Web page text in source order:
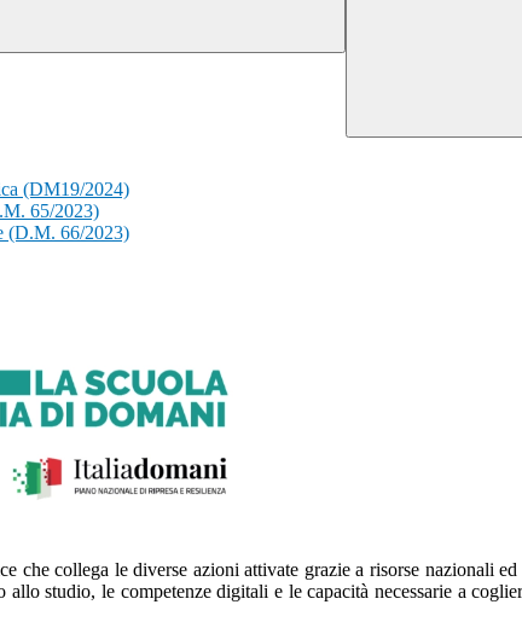
(DM19/2024)
65/2023)
(D.M. 66/2023)
che collega le diverse azioni attivate grazie a risorse nazionali ed
studio, le competenze digitali e le capacità necessarie a